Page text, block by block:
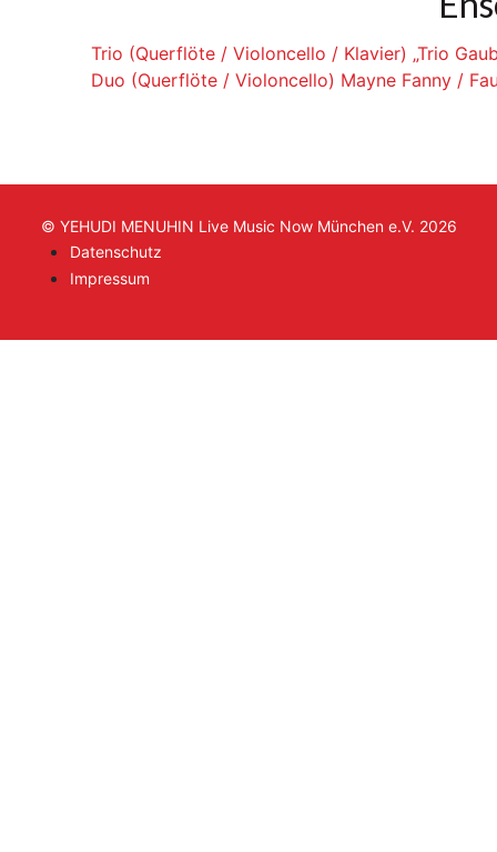
Trio (Querflöte / Violoncello / Klavier) „Trio
Duo (Querflöte / Violoncello) Mayne Fanny /
© YEHUDI MENUHIN Live Music Now München e.V. 2026
Datenschutz
Impressum